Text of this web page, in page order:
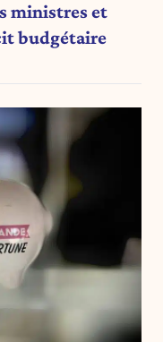
ministres et
budgétaire